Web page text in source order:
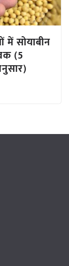
में सोयाबीन
(5